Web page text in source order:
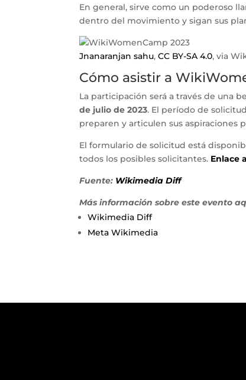
En general, sirve como un poderoso
dentro del movimiento y sigan sus
Jnanaranjan sahu,CC BY-SA 4.0, via
Cómo asistir a
La participación será a través de una
de julio de 2023. El período de
preparen y articulen sus aspiraciones
El formulario de solicitud está
todos los posibles solicitantes. Enlace
Fuente: Wikimedia Diff
Más información sobre este evento
Wikimedia Diff
Meta Wikimedia